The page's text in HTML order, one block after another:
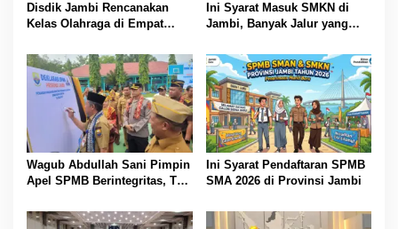
Disdik Jambi Rencanakan
Kelas Olahraga di Empat
Ini Syarat Masuk SMKN di
Jambi, Banyak Jalur yang
Wagub Abdullah Sani Pimpin
Apel SPMB Berintegritas, Tak
Ini Syarat Pendaftaran SPMB
SMA 2026 di Provinsi Jambi